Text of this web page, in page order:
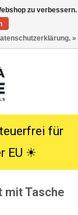
für
EU ☀︎
mit Tasche
zu verbessern.
»